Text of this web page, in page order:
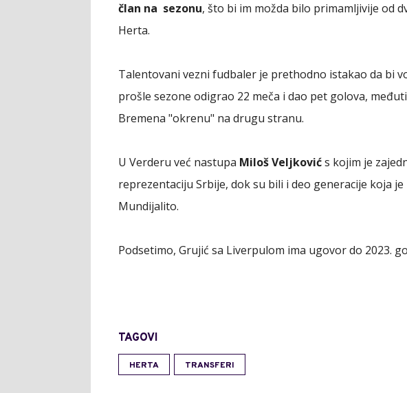
član na sezonu, što bi im možda bilo primamljivije od
Herta.
Talentovani vezni fudbaler je prethodno istakao da bi
prošle sezone odigrao 22 meča i dao pet golova,
Bremena "okrenu" na drugu stranu.
U Verderu već nastupa Miloš Veljkovićs kojim je
reprezentaciju Srbije, dok su bili i deo generacije koja
Mundijalito.
Podsetimo, Grujić sa Liverpulom ima ugovor do 2023.
TAGOVI
HERTA TRANSFERI